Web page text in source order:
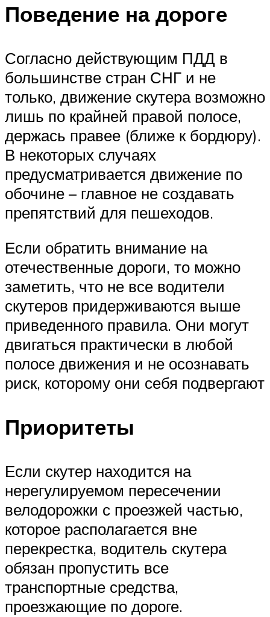
Поведение на дороге
Согласно действующим ПДД в
большинстве стран СНГ и не
только, движение скутера возможно
лишь по крайней правой полосе,
держась правее (ближе к бордюру).
В некоторых случаях
предусматривается движение по
обочине – главное не создавать
препятствий для пешеходов.
Если обратить внимание на
отечественные дороги, то можно
заметить, что не все водители
скутеров придерживаются выше
приведенного правила. Они могут
двигаться практически в любой
полосе движения и не осознавать
риск, которому они себя подвергают
Приоритеты
Если скутер находится на
нерегулируемом пересечении
велодорожки с проезжей частью,
которое располагается вне
перекрестка, водитель скутера
обязан пропустить все
транспортные средства,
проезжающие по дороге.